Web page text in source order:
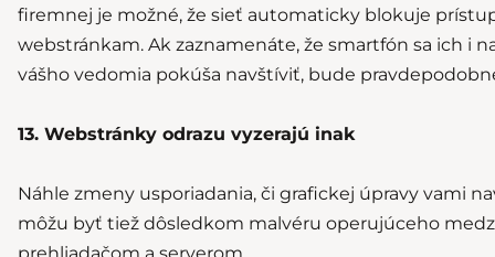
firemnej je možné, že sieť automaticky blokuje
webstránkam. Ak zaznamenáte, že smartfón sa ich i
vášho vedomia pokúša navštíviť, bude
13. Webstránky odrazu vyzerajú inak
Náhle zmeny usporiadania, či grafickej úpravy vami
môžu byť tiež dôsledkom malvéru operujúceho